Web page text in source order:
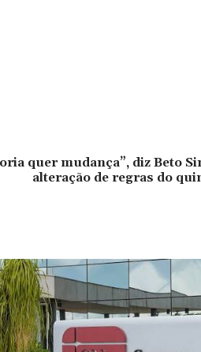
quer mudança”, diz Beto
alteração de regras do